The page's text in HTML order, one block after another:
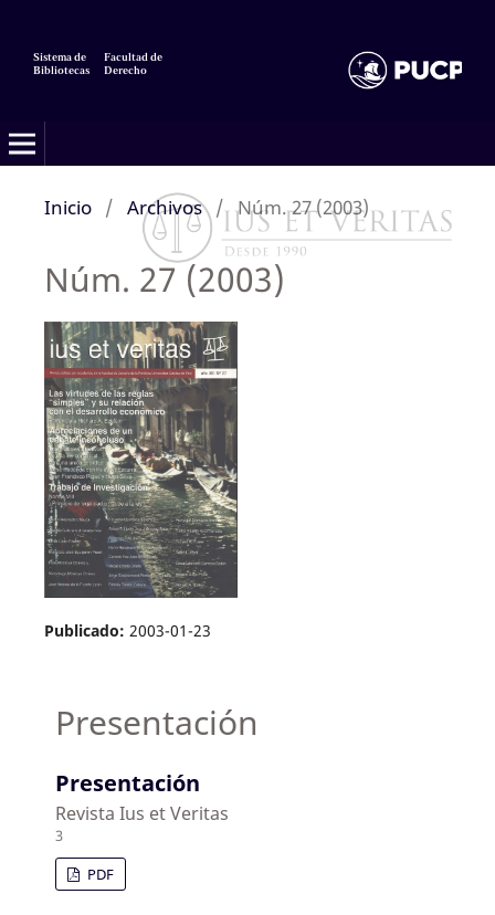
Sistema de
Bibliotecas
Facultad de
Derecho
Inicio / Archivos / Núm. 27 (2003)
Núm. 27 (2003)
Publicado: 2003-01-23
Presentación
Presentación
Revista Ius et Veritas
3
PDF